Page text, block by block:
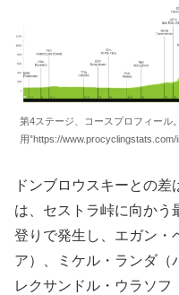
第4ステージ、コースプロフィール
用”https://www.procyclingstats.com/
ドンブロウスキーとの
は、セストラ峠に向かう
登りで発生し、エガン・
ア）、ミケル・ランダ（
レクサンドル・ウラソフ